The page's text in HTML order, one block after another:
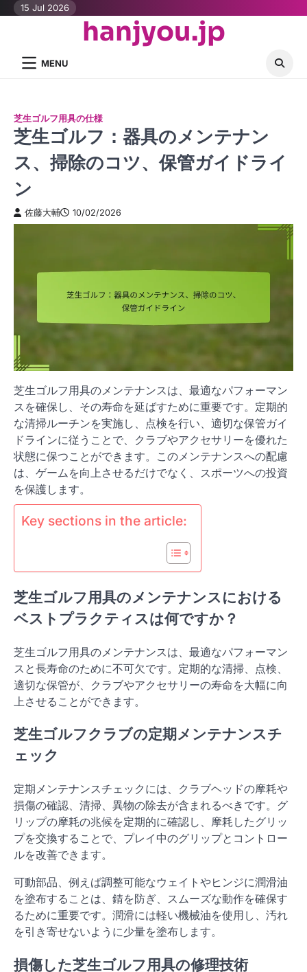
Skip15 Jul 2026
hanjyou.jp
MENU
芝生ゴルフ用具の仕様
芝生ゴルフ：器具のメンテナン
ス、掃除のコツ、保管ガイドライ
ン
佐藤大輔 10/02/2026
芝生ゴルフ用具のメンテナンスは、最適なパフォーマン
スを確保し、その寿命を延ばすために重要です。定期的
な清掃ルーチンを実施し、点検を行い、適切な保管ガイ
ドラインに従うことで、クラブやアクセサリーを優れた
状態に保つことができます。このメンテナンスへの配慮
は、ゲームを向上させるだけでなく、スポーツへの投資
を保護します。
Key sections in the article:
芝生ゴルフ用具のメンテナンスにおける
ベストプラクティスは何ですか？
芝生ゴルフ用具のメンテナンスは、最適なパフォーマン
スと長寿命のために不可欠です。定期的な清掃、点検、
適切な保管が、クラブやアクセサリーの寿命を大幅に向
上させることができます。
芝生ゴルフクラブの定期メンテナンスチ
ェック
定期メンテナンスチェックには、クラブヘッドの摩耗や
損傷の確認、清掃、異物の除去が含まれるべきです。グ
リップの摩耗の兆候を定期的に確認し、摩耗したグリッ
プを交換することで、プレイ中のグリップとコントロー
ルを改善できます。
可動部品、例えば調整可能なウェイトやヒンジに潤滑油
を塗布することは、錆を防ぎ、スムーズな動作を確保す
るために重要です。潤滑には軽い機械油を使用し、汚れ
を引き寄せないように少量を塗布します。
損傷した芝生ゴルフ用具の修理技術